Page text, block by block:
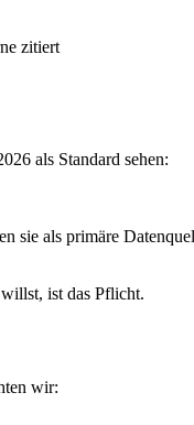
zitiert
als Standard sehen:
sie als primäre
ist das Pflicht.
wir: